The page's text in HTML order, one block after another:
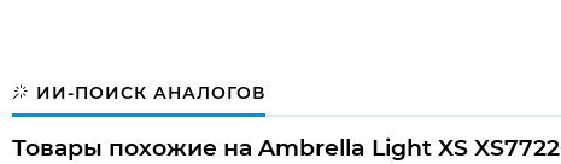
ИИ-ПОИСК АНАЛОГОВ
Товары похожие на Ambrella Light XS